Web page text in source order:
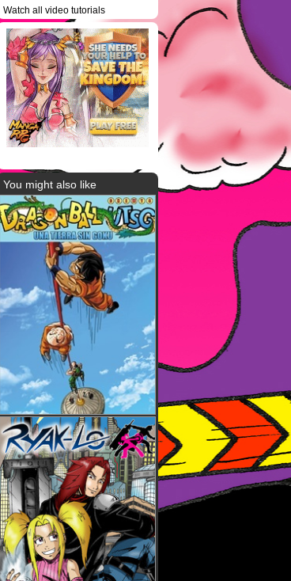
Watch all video tutorials
You might also like